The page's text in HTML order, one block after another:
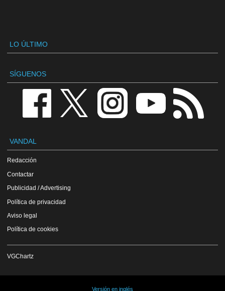
LO ÚLTIMO
SÍGUENOS
VANDAL
Redacción
Contactar
Publicidad / Advertising
Política de privacidad
Aviso legal
Política de cookies
VGChartz
Versión en inglés